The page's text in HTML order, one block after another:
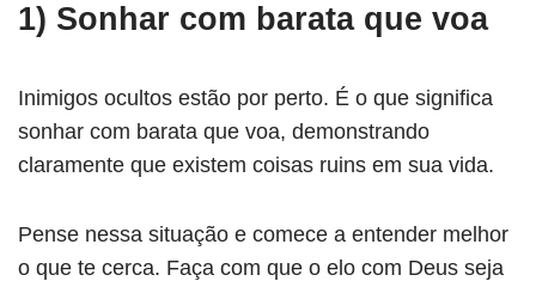
1) Sonhar com barata que voa
Inimigos ocultos estão por perto. É o que significa
sonhar com barata que voa, demonstrando
claramente que existem coisas ruins em sua vida.
Pense nessa situação e comece a entender melhor
o que te cerca. Faça com que o elo com Deus seja